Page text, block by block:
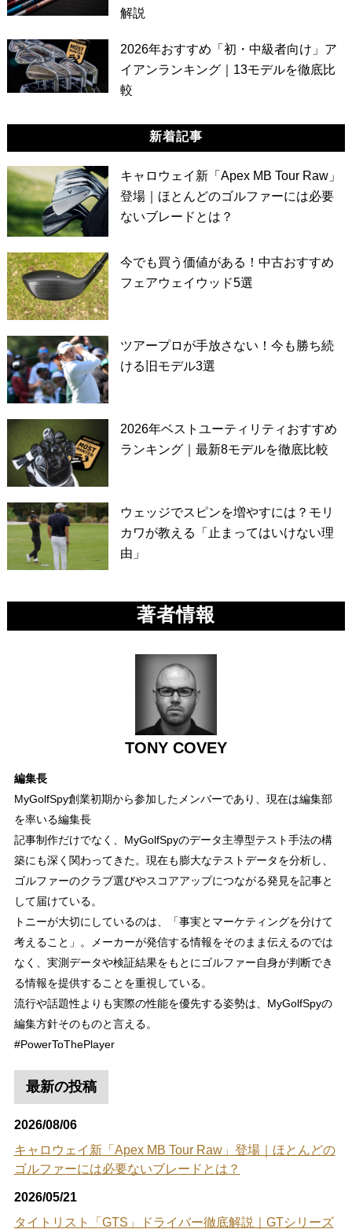
解説
2026年おすすめ「初・中級者向け」ア
イアンランキング｜13モデルを徹底比
較
新着記事
キャロウェイ新「Apex MB Tour Raw」
登場｜ほとんどのゴルファーには必要
ないブレードとは？
今でも買う価値がある！中古おすすめ
フェアウェイウッド5選
ツアープロが手放さない！今も勝ち続
ける旧モデル3選
2026年ベストユーティリティおすすめ
ランキング｜最新8モデルを徹底比較
ウェッジでスピンを増やすには？モリ
カワが教える「止まってはいけない理
由」
著者情報
TONY COVEY
編集長
MyGolfSpy創業初期から参加したメンバーであり、現在は編集部
を率いる編集長
記事制作だけでなく、MyGolfSpyのデータ主導型テスト手法の構
築にも深く関わってきた。現在も膨大なテストデータを分析し、
ゴルファーのクラブ選びやスコアアップにつながる発見を記事と
して届けている。
トニーが大切にしているのは、「事実とマーケティングを分けて
考えること」。メーカーが発信する情報をそのまま伝えるのでは
なく、実測データや検証結果をもとにゴルファー自身が判断でき
る情報を提供することを重視している。
流行や話題性よりも実際の性能を優先する姿勢は、MyGolfSpyの
編集方針そのものと言える。
#PowerToThePlayer
最新の投稿
2026/08/06
キャロウェイ新「Apex MB Tour Raw」登場｜ほとんどの
ゴルファーには必要ないブレードとは？
2026/05/21
タイトリスト「GTS」ドライバー徹底解説｜GTシリーズ